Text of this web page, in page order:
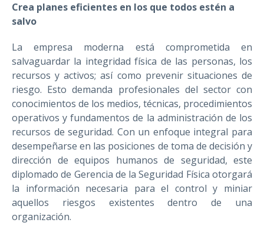
Crea planes eficientes en los que todos estén a
salvo
La empresa moderna está comprometida en
salvaguardar la integridad física de las personas, los
recursos y activos; así como prevenir situaciones de
riesgo. Esto demanda profesionales del sector con
conocimientos de los medios, técnicas, procedimientos
operativos y fundamentos de la administración de los
recursos de seguridad. Con un enfoque integral para
desempeñarse en las posiciones de toma de decisión y
dirección de equipos humanos de seguridad, este
diplomado de Gerencia de la Seguridad Física otorgará
la información necesaria para el control y miniar
aquellos riesgos existentes dentro de una
organización.